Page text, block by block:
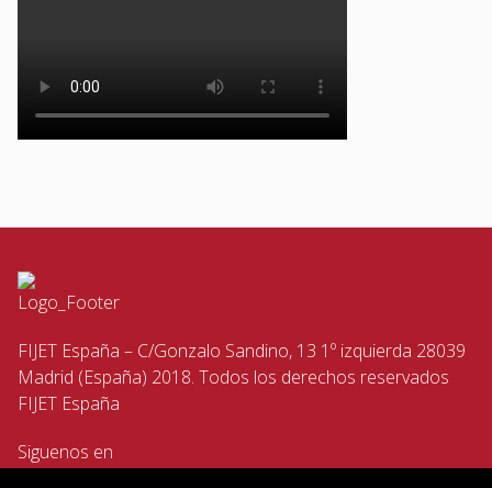
FIJET España – C/Gonzalo Sandino, 13 1º izquierda 28039
Madrid (España) 2018. Todos los derechos reservados
FIJET España
Siguenos en